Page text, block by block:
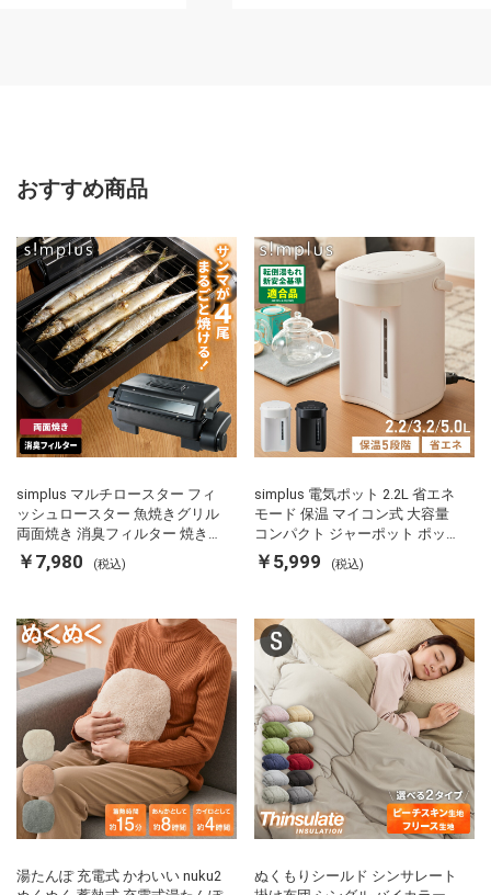
おすすめ商品
simplus マルチロースター フィ
ッシュロースター 魚焼きグリル
両面焼き 消臭フィルター 焼き魚
両面ヒーター タイマー付き SP-
FRS01 マットブラック シンプラ
￥7,980 (税込)
simplus 電気ポット 2.2L 省エネ
モード 保温 マイコン式 大容量
コンパクト ジャーポット ポット
カルキ抜き 空焚き防止 温度調節
軽量 SP-PD22 シンプラス
￥5,999 (税込)
湯たんぽ 充電式 かわいい nuku2
ぬくもりシールド シンサレート